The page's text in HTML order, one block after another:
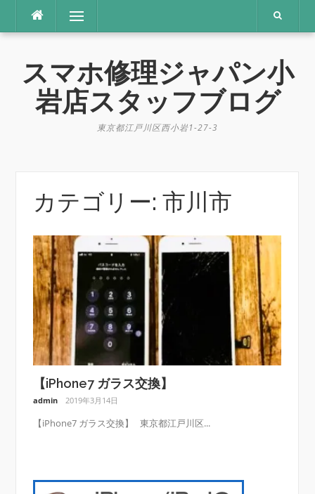
テ
メニュー
スマホ修理ジャパン小
岩店スタッフブログ
東京都江戸川区西小岩1-27-3
カテゴリー: 市川市
【iPhone7 ガラス交換】
admin 2019年3月14日
【iPhone7 ガラス交換】 東京都江戸川区...